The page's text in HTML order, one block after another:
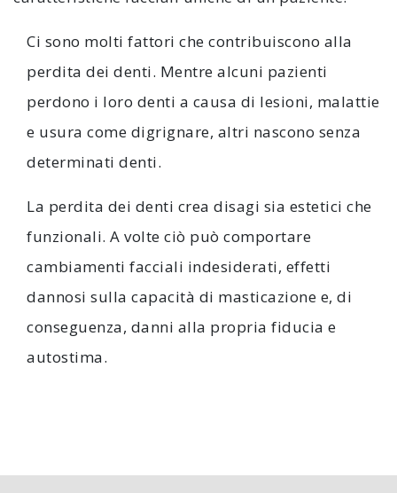
Ci sono molti fattori che contribuiscono alla
perdita dei denti. Mentre alcuni pazienti
perdono i loro denti a causa di lesioni, malattie
e usura come digrignare, altri nascono senza
determinati denti.
La perdita dei denti crea disagi sia estetici che
funzionali. A volte ciò può comportare
cambiamenti facciali indesiderati, effetti
dannosi sulla capacità di masticazione e, di
conseguenza, danni alla propria fiducia e
autostima.